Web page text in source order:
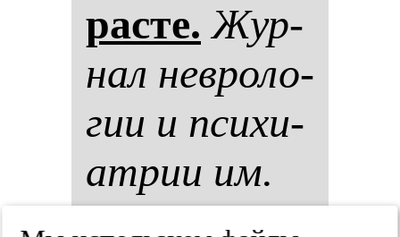
рас­те. Жур­
нал нев­ро­ло­
гии и пси­хи­
ат­рии им.
С.С. Кор­са­